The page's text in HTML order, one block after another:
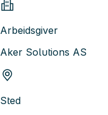
Arbeidsgiver
Aker Solutions AS
Sted